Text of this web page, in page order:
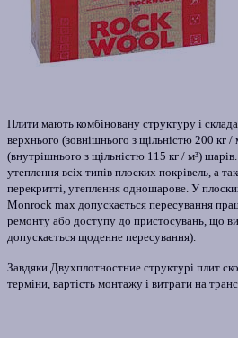
Плити мають комбіновану структуру і
верхнього (зовнішнього з щільністю 200 кг
(внутрішнього з щільністю 115 кг / м³)
утеплення всіх типів плоских покрівель, а
перекритті, утеплення одношарове. У
Monrock max допускається пересування
ремонту або доступу до пристосувань, що
допускається щоденне пересування).
Завдяки Двухплотностние структурі плит
терміни, вартість монтажу і витрати на